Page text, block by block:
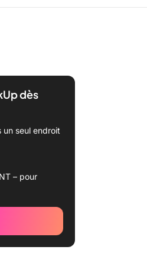
dès
seul endroit
– pour